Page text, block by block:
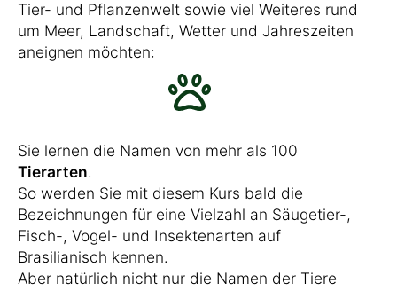
Tier- und Pflanzenwelt sowie viel Weiteres rund
um Meer, Landschaft, Wetter und Jahreszeiten
aneignen möchten:
Sie lernen die Namen von mehr als 100
Tierarten.
So werden Sie mit diesem Kurs bald die
Bezeichnungen für eine Vielzahl an Säugetier-,
Fisch-, Vogel- und Insektenarten auf
Brasilianisch kennen.
Aber natürlich nicht nur die Namen der Tiere